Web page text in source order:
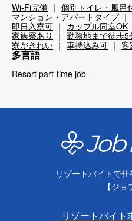
Wi-Fi完備 個別トイレ・風呂
マンション・アパートタイプ
即日入寮可
カップル同室OK
家族寮あり
勤務地まで徒歩5
寮がきれい
車持込み可 客
多言語
Resort part-time job
リゾートバイトで
【ジョ
リゾートバイト